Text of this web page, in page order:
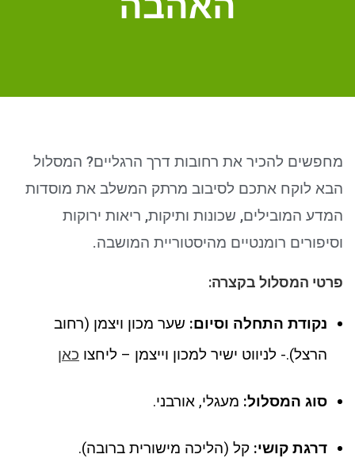
מחפשים להכיר את רחובות דרך הרגליים? המסלול
הבא לוקח אתכם לסיבוב מרתק המשלב את מוסדות
המדע המובילים, שכונות ותיקות, ריאות ירוקות
וסיפורים רומנטיים מהיסטוריית המושבה.
פרטי המסלול בקצרה:
נקודת התחלה וסיום: שער מכון ויצמן (רחוב
הרצל).- לניווט ישיר למכון וייצמן – ליחצו כאן
סוג המסלול: מעגלי, אורבני.
דרגת קושי: קל (הליכה מישורית ברובה).